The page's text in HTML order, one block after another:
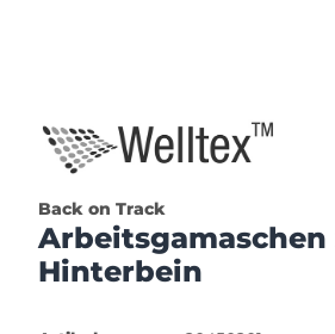
Back on Track
Arbeitsgamaschen
Hinterbein